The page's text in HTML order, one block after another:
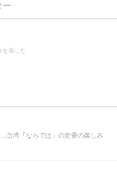
ー
を楽しむ
台湾「ならでは」の定番の楽しみ